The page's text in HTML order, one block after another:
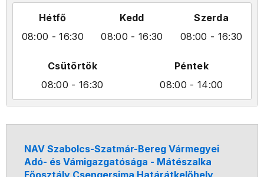
Hétfő
08:00 - 16:30
Kedd
08:00 - 16:30
Szerda
08:00 - 16:30
Csütörtök
08:00 - 16:30
Péntek
08:00 - 14:00
NAV Szabolcs-Szatmár-Bereg Vármegyei
Adó- és Vámigazgatósága - Mátészalka
Főosztály Csengersima Határátkelőhely